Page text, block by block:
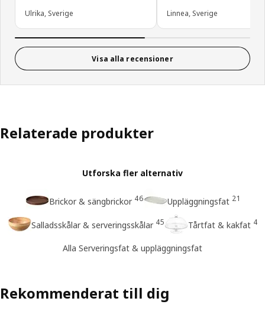
Ulrika, Sverige Linnea, Sverige
Visa alla recensioner
Relaterade produkter
Utforska fler alternativ
Brickor & sängbrickor 46 Uppläggningsfat 21
Salladsskålar & serveringsskålar 45 Tårtfat & kakfat 4
Alla Serveringsfat & uppläggningsfat
Rekommenderat till dig